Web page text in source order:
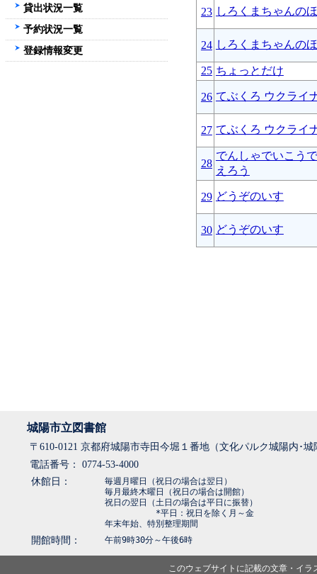
23 しろくまちゃんの
24 しろくまちゃんの
25 ちょっとだけ
26 てぶくろ ウクライ
27 てぶくろ ウクライ
28
でんしゃでいこう
えろう
29 どうぞのいす
30 どうぞのいす
貸出状況一覧
予約状況一覧
登録情報変更
城陽市立図書館
〒610-0121 京都府城陽市寺田今堀１番地（文化パルク城陽内･
電話番号： 0774-53-4000
休館日：
毎週月曜日（祝日の場合は翌日）
毎月最終木曜日（祝日の場合は開館）
祝日の翌日（土日の場合は平日に振替）
*平日：祝日を除く月～金
年末年始、特別整理期間
開館時間： 午前9時30分～午後6時
このウェブサイトに記載の文章・イ